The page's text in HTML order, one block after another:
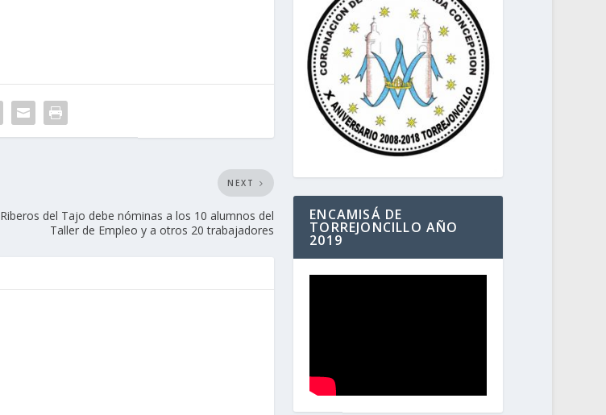
NEXT
Riberos del Tajo debe nóminas a los 10 alumnos del
Taller de Empleo y a otros 20 trabajadores
ENCAMISÁ DE
TORREJONCILLO AÑO
2019